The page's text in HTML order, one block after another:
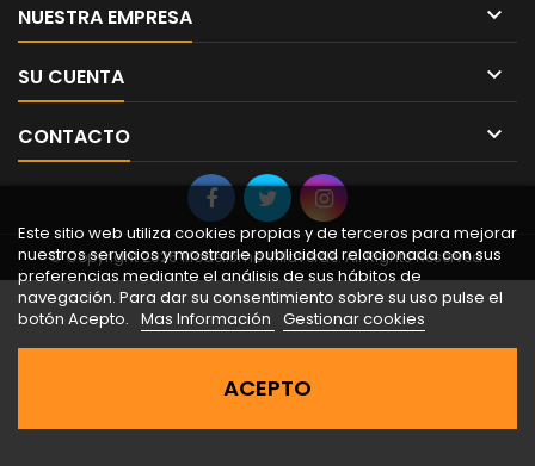
NUESTRA EMPRESA 
SU CUENTA 
CONTACTO 
Este sitio web utiliza cookies propias y de terceros para mejorar
nuestros servicios y mostrarle publicidad relacionada con sus
preferencias mediante el análisis de sus hábitos de
navegación. Para dar su consentimiento sobre su uso pulse el
botón Acepto. Mas Información Gestionar cookies
ACEPTO
© Copyright 2026 Modelismo Villaverde. All Rights Reserved.